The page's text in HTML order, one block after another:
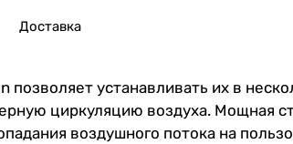
Доставка
устанавливать их в
циркуляцию воздуха. Мощная
воздушного потока на